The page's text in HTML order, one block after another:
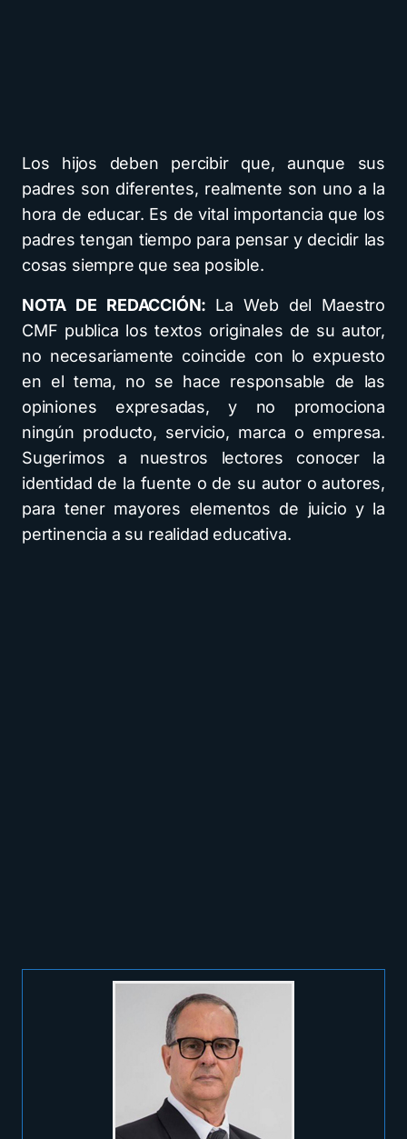
Los hijos deben percibir que, aunque sus
padres son diferentes, realmente son uno a la
hora de educar. Es de vital importancia que los
padres tengan tiempo para pensar y decidir las
cosas siempre que sea posible.
NOTA DE REDACCIÓN: La Web del Maestro
CMF publica los textos originales de su autor,
no necesariamente coincide con lo expuesto
en el tema, no se hace responsable de las
opiniones expresadas, y no promociona
ningún producto, servicio, marca o empresa.
Sugerimos a nuestros lectores conocer la
identidad de la fuente o de su autor o autores,
para tener mayores elementos de juicio y la
pertinencia a su realidad educativa.